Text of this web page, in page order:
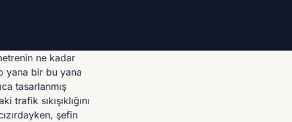
ne kadar
yana bir bu yana
tasarlanmış
trafik sıkışıklığını
şefin